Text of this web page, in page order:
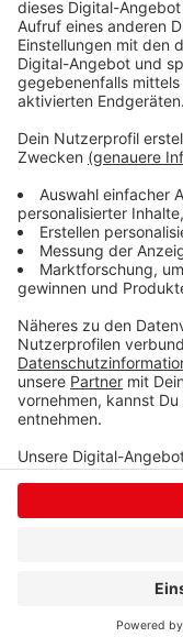
Pandemie aus.
Veranstalter aber
Pfingsten auf dem
geben wird, bei
seine Gesundheit
seit Anfang April
Anzeige
Anzeige